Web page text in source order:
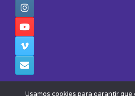
Usamos cookies para garantir